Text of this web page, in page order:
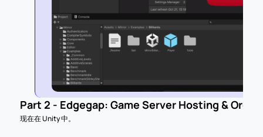
Part 2 - Edgegap: Game Server Hosting &
现在在 Unity 中。